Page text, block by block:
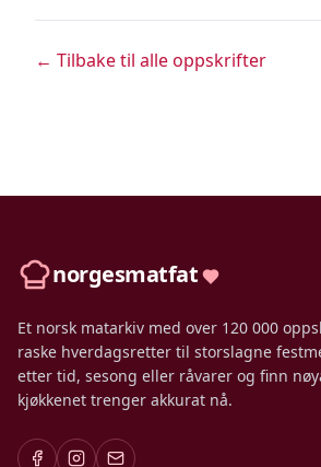
← Tilbake til alle oppskrifter
norgesmatfat
Et norsk matarkiv med over 120 000
raske hverdagsretter til storslagne
etter tid, sesong eller råvarer og finn
kjøkkenet trenger akkurat nå.